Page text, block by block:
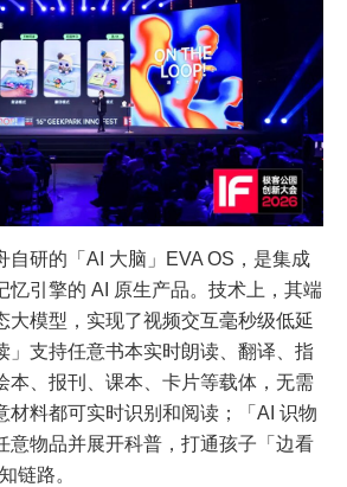
自研的「AI 大脑」EVA OS，是集成
忆引擎的 AI 原生产品。技术上，其端
大模型，实现了视频交互毫秒级低延
」支持任意书本实时朗读、翻译、指
本、报刊、课本、卡片等载体，无需
材料都可实时识别和阅读；「AI 识物
意物品并展开科普，打通孩子「边看
链路。